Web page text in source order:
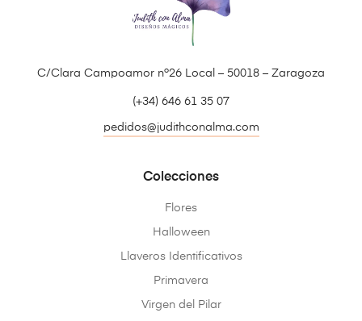
C/Clara Campoamor nº26 Local – 50018 – Zaragoza
(+34) 646 61 35 07
pedidos@judithconalma.com
Colecciones
Flores
Halloween
Llaveros Identificativos
Primavera
Virgen del Pilar